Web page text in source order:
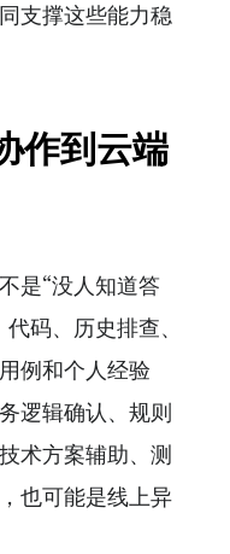
支撑这些能力稳
作到云端
是“没人知道答
码、历史排查、
例和个人经验
逻辑确认、规则
术方案辅助、测
也可能是线上异